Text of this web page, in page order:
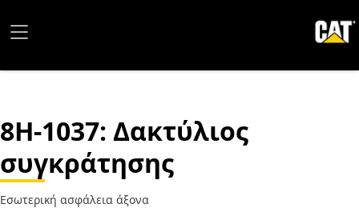
8H-1037: Δακτύλιος
συγκράτησης
Εσωτερική ασφάλεια άξονα